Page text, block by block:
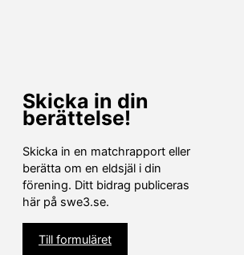
Skicka in din
berättelse!
Skicka in en matchrapport eller
berätta om en eldsjäl i din
förening. Ditt bidrag publiceras
här på swe3.se.
Till formuläret